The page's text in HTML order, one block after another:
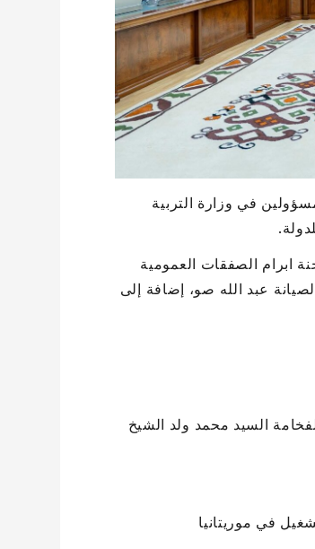
في وزارة التربية
ابرام الصفقات العمومية
عبد الله صو، إضافة إلى
2025، تحت رئاسة صاحب الفخامة السيد محمد ولد الشيخ
في موريتانيا